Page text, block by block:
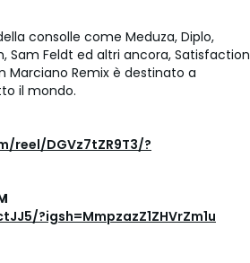
consolle come Meduza, Diplo,
Sam Feldt ed altri ancora, Satisfaction
Marciano Remix è destinato a
il mondo.
DGVz7tZR9T3/?
?igsh=MmpzazZ1ZHVrZm1u